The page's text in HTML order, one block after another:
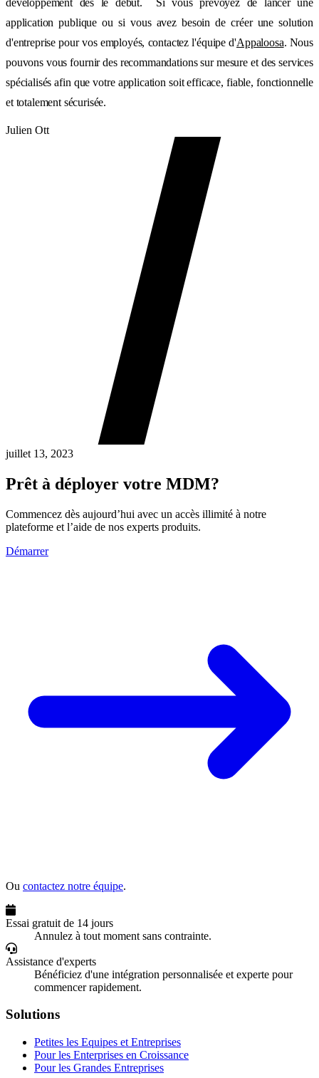
application publique ou si vous avez besoin de créer une solution
d'entreprise pour vos employés, contactez l'équipe d'Appaloosa. Nous
pouvons vous fournir des recommandations sur mesure et des services
spécialisés afin que votre application soit efficace, fiable, fonctionnelle
et totalement sécurisée.
Julien Ott
juillet 13, 2023
Prêt à déployer votre MDM?
Commencez dès aujourd’hui avec un accès illimité à notre
plateforme et l’aide de nos experts produits.
Démarrer
Ou contactez notre équipe.
Essai gratuit de 14 jours
Annulez à tout moment sans contrainte.
Assistance d'experts
Bénéficiez d'une intégration personnalisée et experte pour
commencer rapidement.
Solutions
Petites les Equipes et Entreprises
Pour les Enterprises en Croissance
Pour les Grandes Entreprises